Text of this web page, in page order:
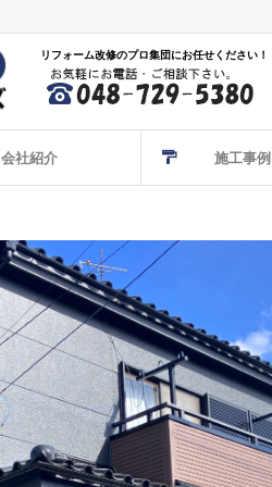
リフォーム改修のプロ集団にお任せください！
会社紹介 施工事例